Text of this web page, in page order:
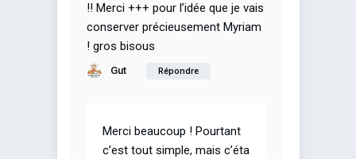
!! Merci +++ pour l’idée que je vais
conserver précieusement Myriam
! gros bisous
Gut Répondre
Merci beaucoup ! Pourtant
c’est tout simple, mais c’éta